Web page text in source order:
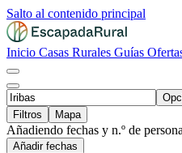
Salto al contenido principal
Inicio Casas Rurales Guías
Filtros
Mapa
Añadiendo fechas y n.º de
Añadir fechas